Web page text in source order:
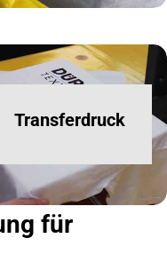
Transferdruck
für